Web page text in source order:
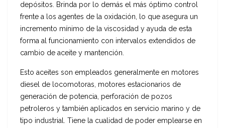
depósitos. Brinda por lo demás el más óptimo control
frente a los agentes de la oxidación, lo que asegura un
incremento mínimo de la viscosidad y ayuda de esta
forma al funcionamiento con intervalos extendidos de
cambio de aceite y mantención.
Esto aceites son empleados generalmente en motores
diesel de locomotoras, motores estacionarios de
generación de potencia, perforación de pozos
petroleros y también aplicados en servicio marino y de
tipo industrial. Tiene la cualidad de poder emplearse en